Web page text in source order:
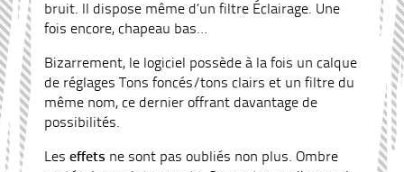
bruit. Il dispose même d’un filtre Éclairage. Une
fois encore, chapeau bas…
Bizarrement, le logiciel possède à la fois un calque
de réglages Tons foncés/tons clairs et un filtre du
même nom, ce dernier offrant davantage de
possibilités.
Leseffets ne sont pas oubliés non plus. Ombre